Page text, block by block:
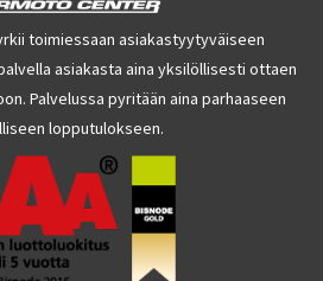
toimiessaan asiakastyytyväiseen
asiakasta aina yksilöllisesti ottaen
Palvelussa pyritään aina parhaaseen
lopputulokseen.